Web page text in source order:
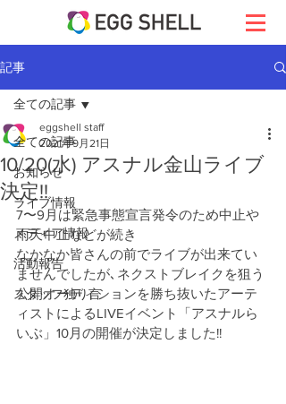
記事
全ての記事
お知らせ
ライブ情報
メディア情報
活動報告
スタッフ独り言
全ての記事
10/20(水) アスナル金山ライブ
決定!!
eggshell staff
2021年9月21日
7〜9月は緊急事態宣言発令のため中止や
雨天中止などが続き
なかなか皆さんの前でライブが出来てい
ませんでしたが､ネクストブレイクを狙う
公開オーディションを勝ち抜いたアーテ
ィストによるLIVEイベント「アスナルら
いぶ」10月の開催が決定しました!!